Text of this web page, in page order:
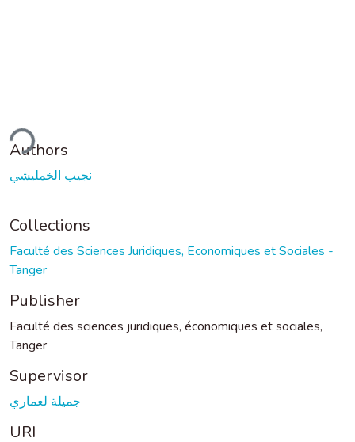
Authors
نجيب الخمليشي
Collections
Faculté des Sciences Juridiques, Economiques et Sociales -
Tanger
Publisher
Faculté des sciences juridiques, économiques et sociales,
Tanger
Supervisor
جميلة لعماري
URI